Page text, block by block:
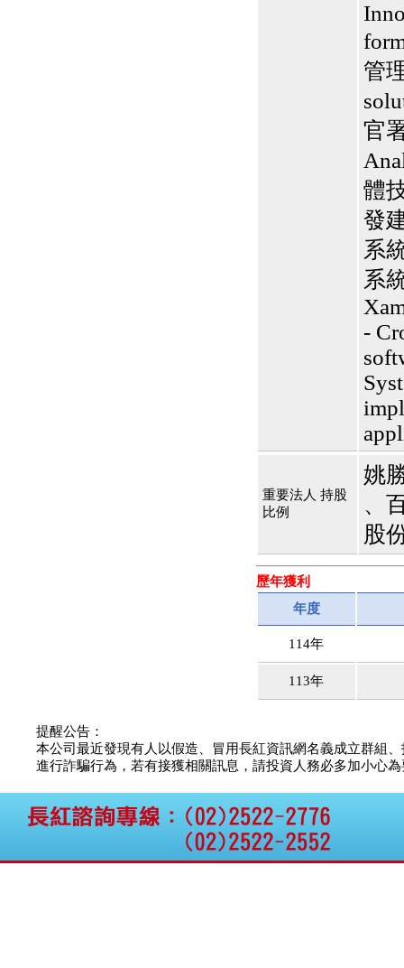
管
官
體
發
系
系
-
重要法人 持股
比例
姚
、
股
歷年獲利
年度
114年
113年
提醒公告：
本公司最近發現有人以假造、冒用長紅資訊網名義成立群組
進行詐騙行為，若有接獲相關訊息，請投資人務必多加小心